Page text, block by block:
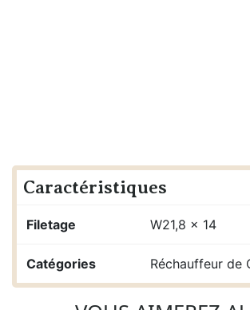
Caractéristiques
Filetage W21,8 x 14
Catégories Réchauffeur de